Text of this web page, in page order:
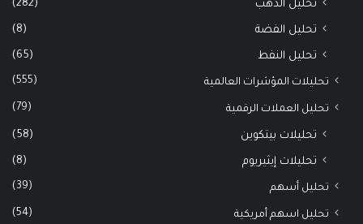
تحليل الذهب (282)
تحليل الفضة (8)
تحليل النفط (65)
تحليلات المؤشرات العالمية (555)
تحليل العملات الرقمية (79)
تحليلات بيتكوين (58)
تحليلات إيثيريوم (8)
تحليل أسهم (39)
تحليل اسهم أمريكية (54)